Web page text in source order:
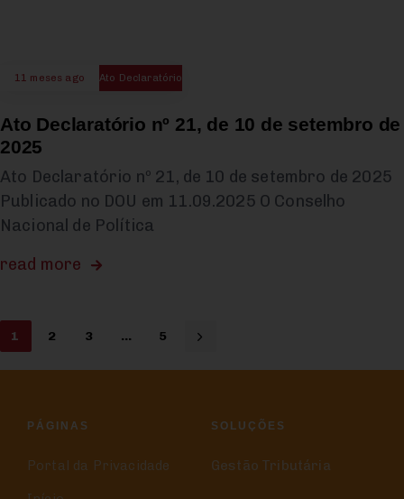
11 meses ago Ato Declaratório
Ato Declaratório nº 21, de 10 de setembro de
2025
Ato Declaratório nº 21, de 10 de setembro de 2025
Publicado no DOU em 11.09.2025 O Conselho
Nacional de Política
read more
1 2 3 … 5
PÁGINAS
Portal da Privacidade
SOLUÇÕES
Gestão Tributária